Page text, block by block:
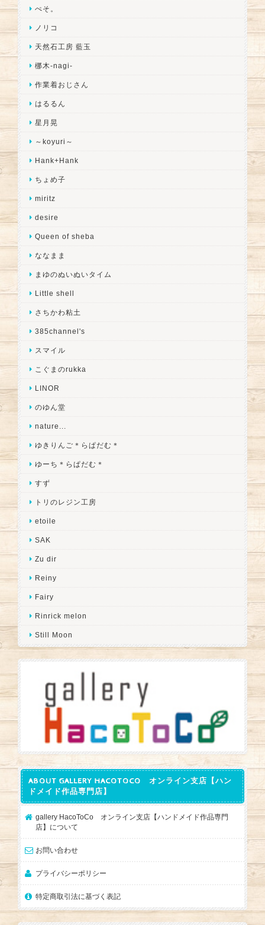
ぺそ。
ノリコ
天然石工房 藍玉
梛木-nagi-
作業着おじさん
はるるん
星月晃
～koyuri～
Hank+Hank
ちょめ子
miritz
desire
Queen of sheba
ななまま
まゆのぬいぬいタイム
Little shell
さちかわ粘土
385channel's
スマイル
こぐまのrukka
LINOR
のゆん堂
nature...
ゆきりんご＊らぱだむ＊
ゆーち＊らぱだむ＊
すず
トリのレジン工房
etoile
SAK
Zu dir
Reiny
Fairy
Rinrick melon
Still Moon
ABOUT GALLERY HACOTOCO オンライン支店【ハン
ドメイド作品専門店】
gallery HacoToCo オンライン支店【ハンドメイド作品専門
店】について
お問い合わせ
プライバシーポリシー
特定商取引法に基づく表記